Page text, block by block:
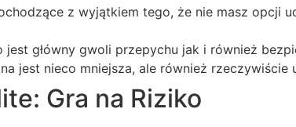
z wyjątkiem tego, że nie masz opcji
główny gwoli przepychu jak i również
jest nieco mniejsza, ale również
Gra na Riziko